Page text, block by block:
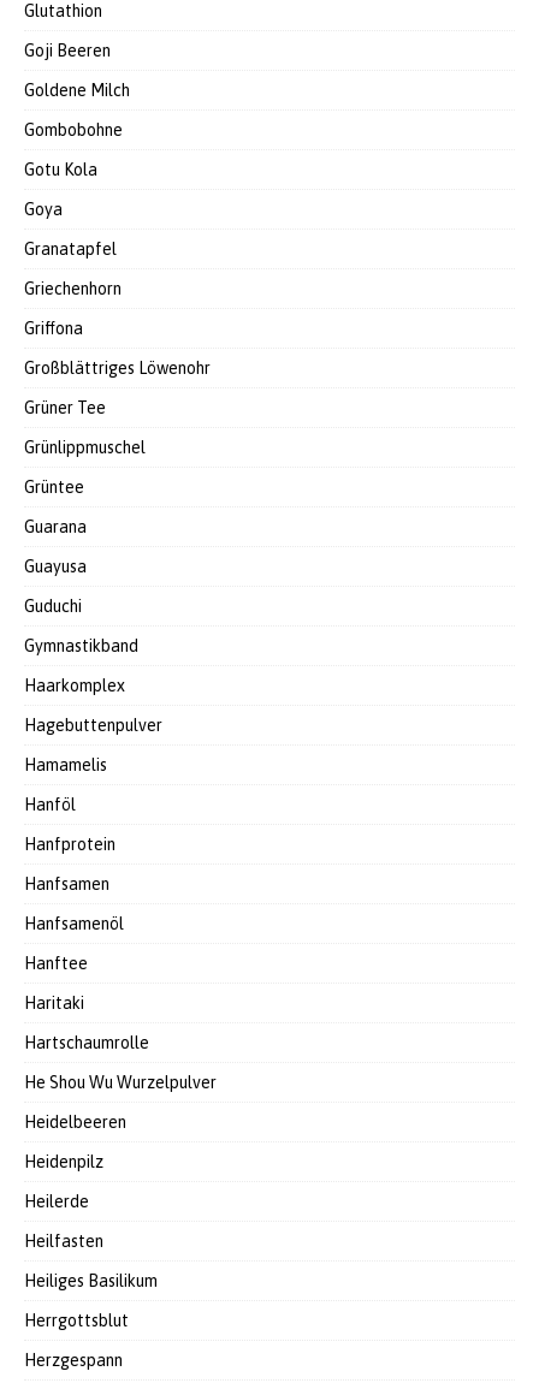
Glutathion
Goji Beeren
Goldene Milch
Gombobohne
Gotu Kola
Goya
Granatapfel
Griechenhorn
Griffona
Großblättriges Löwenohr
Grüner Tee
Grünlippmuschel
Grüntee
Guarana
Guayusa
Guduchi
Gymnastikband
Haarkomplex
Hagebuttenpulver
Hamamelis
Hanföl
Hanfprotein
Hanfsamen
Hanfsamenöl
Hanftee
Haritaki
Hartschaumrolle
He Shou Wu Wurzelpulver
Heidelbeeren
Heidenpilz
Heilerde
Heilfasten
Heiliges Basilikum
Herrgottsblut
Herzgespann